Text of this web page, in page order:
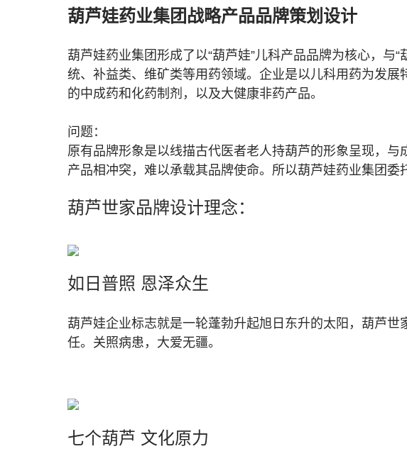
葫芦娃药业集团战略产品品牌策划设计
葫芦娃药业集团形成了以“葫芦娃”儿科产品品牌为核心，与“
统、补益类、维矿类等用药领域。企业是以儿科用药为发展
的中成药和化药制剂，以及大健康非药产品。
问题：
原有品牌形象是以线描古代医者老人持葫芦的形象呈现，
产品相冲突，难以承载其品牌使命。所以葫芦娃药业集团委
葫芦世家品牌设计理念：
如日普照 恩泽众生
葫芦娃企业标志就是一轮蓬勃升起旭日东升的太阳，葫芦
任。关照病患，大爱无疆。
七个葫芦 文化原力